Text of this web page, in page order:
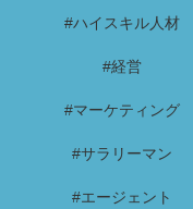
#ハイスキル人材
#経営
#マーケティング
#サラリーマン
#エージェント